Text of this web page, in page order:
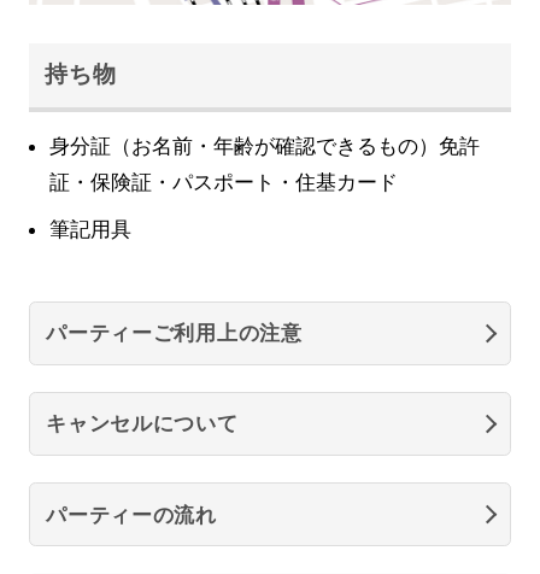
持ち物
身分証（お名前・年齢が確認できるもの）免許
証・保険証・パスポート・住基カード
筆記用具
パーティーご利用上の注意
キャンセルについて
パーティーの流れ